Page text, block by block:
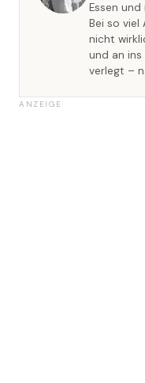
Essen
Bei so viel
nicht
und an
verlegt –
ANZEIGE